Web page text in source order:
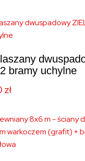
bramy uchylne
zł